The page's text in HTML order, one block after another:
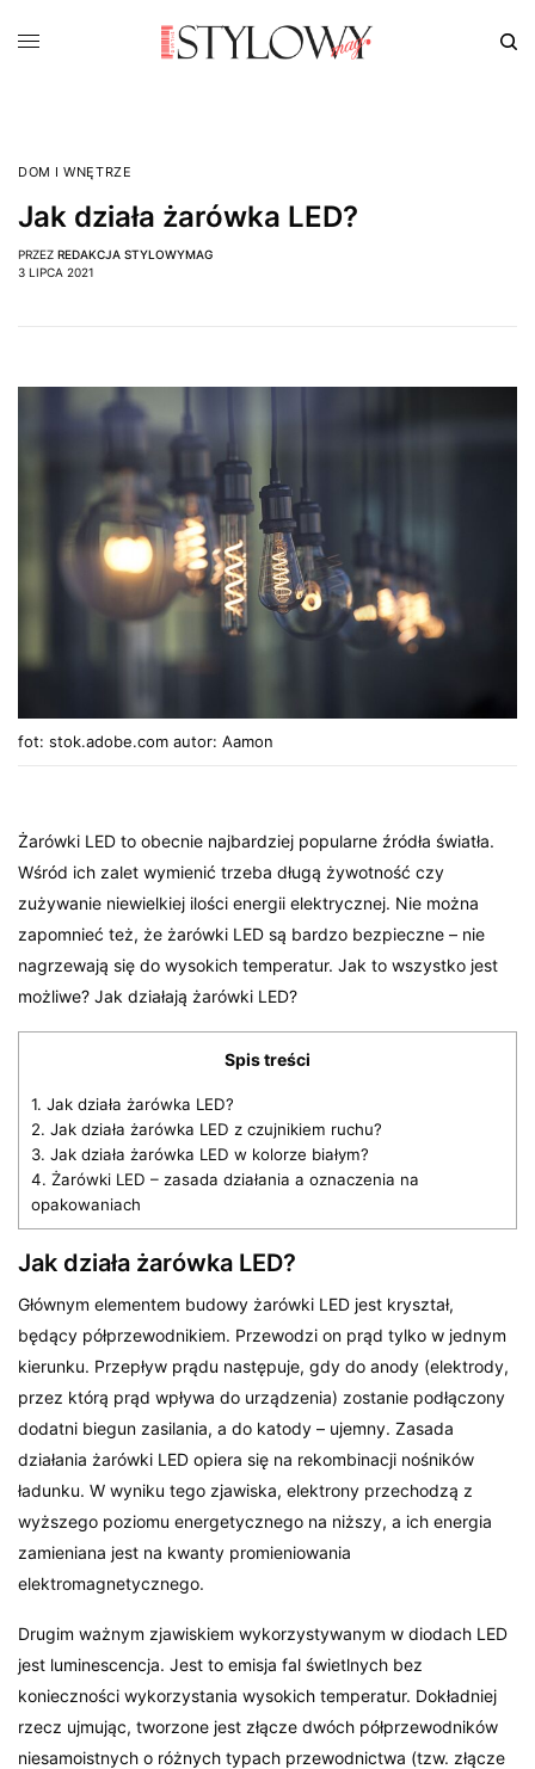
DOM I WNĘTRZE
Jak działa żarówka LED?
PRZEZ REDAKCJA STYLOWYMAG
3 LIPCA 2021
fot: stok.adobe.com autor: Aamon
Żarówki LED to obecnie najbardziej popularne źródła światła.
Wśród ich zalet wymienić trzeba długą żywotność czy
zużywanie niewielkiej ilości energii elektrycznej. Nie można
zapomnieć też, że żarówki LED są bardzo bezpieczne – nie
nagrzewają się do wysokich temperatur. Jak to wszystko jest
możliwe? Jak działają żarówki LED?
Spis treści
1. Jak działa żarówka LED?
2. Jak działa żarówka LED z czujnikiem ruchu?
3. Jak działa żarówka LED w kolorze białym?
4. Żarówki LED – zasada działania a oznaczenia na
opakowaniach
Jak działa żarówka LED?
Głównym elementem budowy żarówki LED jest kryształ,
będący półprzewodnikiem. Przewodzi on prąd tylko w jednym
kierunku. Przepływ prądu następuje, gdy do anody (elektrody,
przez którą prąd wpływa do urządzenia) zostanie podłączony
dodatni biegun zasilania, a do katody – ujemny. Zasada
działania żarówki LED opiera się na rekombinacji nośników
ładunku. W wyniku tego zjawiska, elektrony przechodzą z
wyższego poziomu energetycznego na niższy, a ich energia
zamieniana jest na kwanty promieniowania
elektromagnetycznego.
Drugim ważnym zjawiskiem wykorzystywanym w diodach LED
jest luminescencja. Jest to emisja fal świetlnych bez
konieczności wykorzystania wysokich temperatur. Dokładniej
rzecz ujmując, tworzone jest złącze dwóch półprzewodników
niesamoistnych o różnych typach przewodnictwa (tzw. złącze